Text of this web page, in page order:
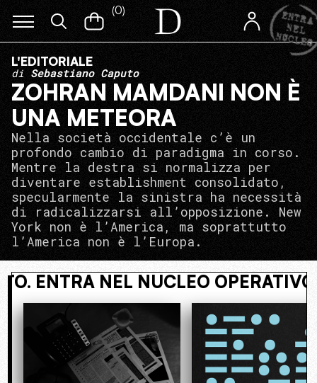
(0)
L'EDITORIALE
di Sebastiano Caputo
ZOHRAN MAMDANI NON È
UNA METEORA
Nella società occidentale c’è un
profondo cambio di paradigma in corso.
Mentre la destra si normalizza per
diventare establishment consolidato,
specularmente la sinistra ha necessità
di radicalizzarsi all’opposizione. New
York non è l’America, ma soprattutto
l’America non è l’Europa.
ENTRA NEL NUCLEO